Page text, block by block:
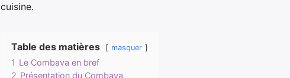
cuisine.
Table des matières masquer
1 Le Combava en bref
2 Présentation du Combava